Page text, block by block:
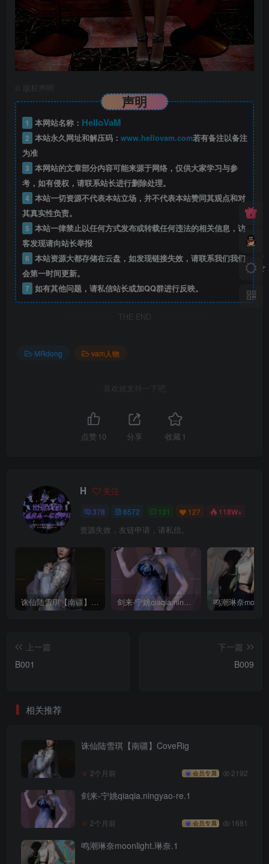
版权声明
声明
1 本网站名称： HelloVaM
2 本站永久网址和解压码： www.hellovam.com若有备注以备注
为准
3 本网站的文章部分内容可能来源于网络，仅供大家学习与参
考，如有侵权，请联系站长进行删除处理。
4 本站一切资源不代表本站立场，并不代表本站赞同其观点和对
其真实性负责。
5 本站一律禁止以任何方式发布或转载任何违法的相关信息，访
客发现请向站长举报
6 本站资源大都存储在云盘，如发现链接失效，请联系我们我们
会第一时间更新。
7 如有其他问题，请私信站长或加QQ群进行反映。
THE END
MRdong vam人物
喜欢就支持一下吧
点赞 10 分享 收藏 1
H 关注
378 6572 131 127 118W+
资源失效，友链申请，请私信。
诛仙陆雪琪【南疆】CoveRig 剑来-宁姚qiaqia.ningyao-re.1
上一篇
B001
下一篇
B009
相关推荐
诛仙陆雪琪【南疆】CoveRig
2个月前 会员专属 2192
剑来-宁姚qiaqia.ningyao-re.1
2个月前 会员专属 1681
鸣潮琳奈moonlight.琳奈.1